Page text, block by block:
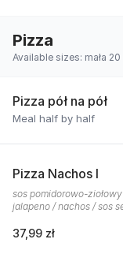
Pizza
Available sizes: mała
Pizza pół na pół
Meal half by half
Pizza Nachos I
sos pomidorowo-
jalapeno / nachos / sos
37,99 zł